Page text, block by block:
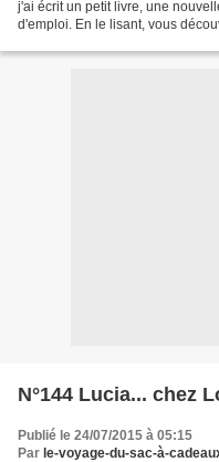
j'ai écrit un petit livre, une
d'emploi. En le lisant, vous
N°144 Lucia... chez
Publié le 24/07/2015 à 05:15
Par le-voyage-du-sac-à-